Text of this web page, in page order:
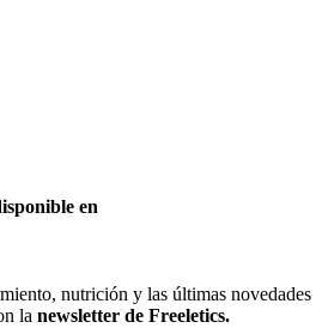
en
nutrición y las últimas novedades
la newsletter de Freeletics.